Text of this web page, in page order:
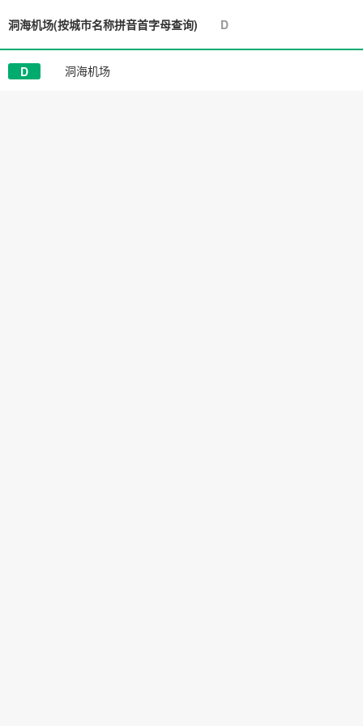
洞海机场(按城市名称拼音首字母查询) D
D 洞海机场